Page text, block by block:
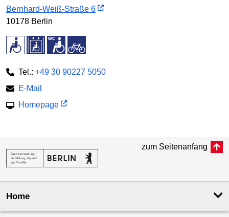
Bernhard-Weiß-Straße 6
10178 Berlin
Tel.: +49 30 90227 5050
E-Mail
Homepage
zum Seitenanfang
Home